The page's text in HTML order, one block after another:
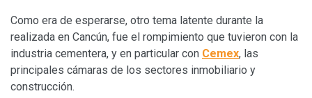
Como era de esperarse, otro tema latente durante la
realizada en Cancún, fue el rompimiento que tuvieron con la
industria cementera, y en particular con Cemex, las
principales cámaras de los sectores inmobiliario y
construcción.